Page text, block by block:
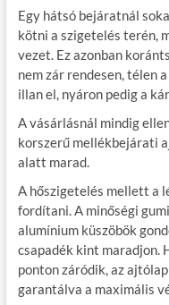
Egy hátsó bejáratnál
kötni a szigetelés terén,
vezet. Ez azonban
nem zár rendesen, télen
illan el, nyáron pedig a
A vásárlásnál mindig
korszerű mellékbejárati
alatt marad.
A hőszigetelés mellett a
fordítani. A minőségi
alumínium küszöbök
csapadék kint maradjon.
ponton záródik, az
garantálva a maximális